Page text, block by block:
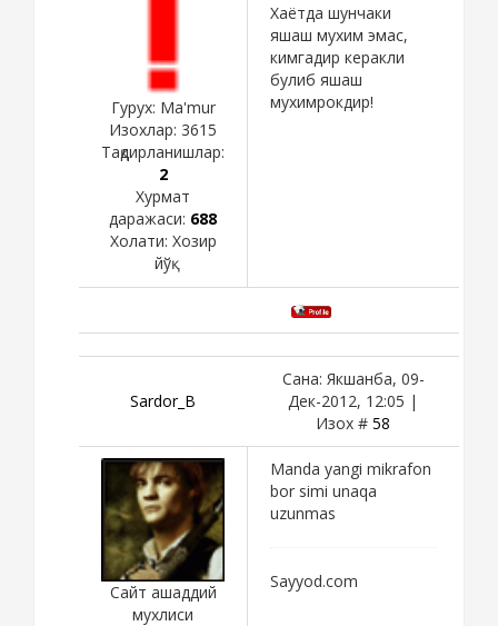
Гурух: Ma'mur
Изохлар: 3615
Тақдирланишлар:
2
Хурмат
даражаси: 688
Холати: Хозир
йўқ
Хаётда шунчаки
яшаш мухим эмас,
кимгадир керакли
булиб яшаш
мухимрокдир!
Sardor_B
Сана: Якшанба, 09-
Дек-2012, 12:05 |
Изох # 58
Сайт ашаддий
мухлиси
Manda yangi mikrafon
bor simi unaqa
uzunmas
Sayyod.com